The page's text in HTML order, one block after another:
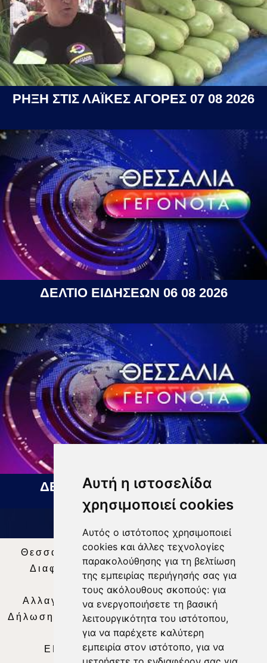
Αυτή η ιστοσελίδα
χρησιμοποιεί cookies
Αυτός ο ιστότοπος χρησιμοποιεί
cookies και άλλες τεχνολογίες
παρακολούθησης για τη βελτίωση
της εμπειρίας περιήγησής σας για
τους ακόλουθους σκοπούς: για
να ενεργοποιήσετε τη βασική
λειτουργικότητα του ιστότοπου,
για να παρέχετε καλύτερη
εμπειρία στον ιστότοπο, για να
ΡΗΞΗ ΣΤΙΣ ΛΑΪΚΕΣ ΑΓΟΡΕΣ 07 08 2026
ΔΕΛΤΙΟ ΕΙΔΗΣΕΩΝ 06 08 2026
ΔΕΛΤΙΟ ΕΙΔΗΣΕΩΝ 07 08 2026
Θεσσαλία Τηλεόραση|SNG Services
Διαφήμιση | Όροι Χρήσης |Δήλωση
Απορρήτου |
Περιεχόμενο
Αλλαγή Προτιμήσεων για τα Cookies
Δήλωση συμμόρφωσης με τη σύσταση (ΕΕ)
2018/334|Ταυτότητα
ΕΝΗΜΕΡΩΣΗ |WEB TV| LIVE